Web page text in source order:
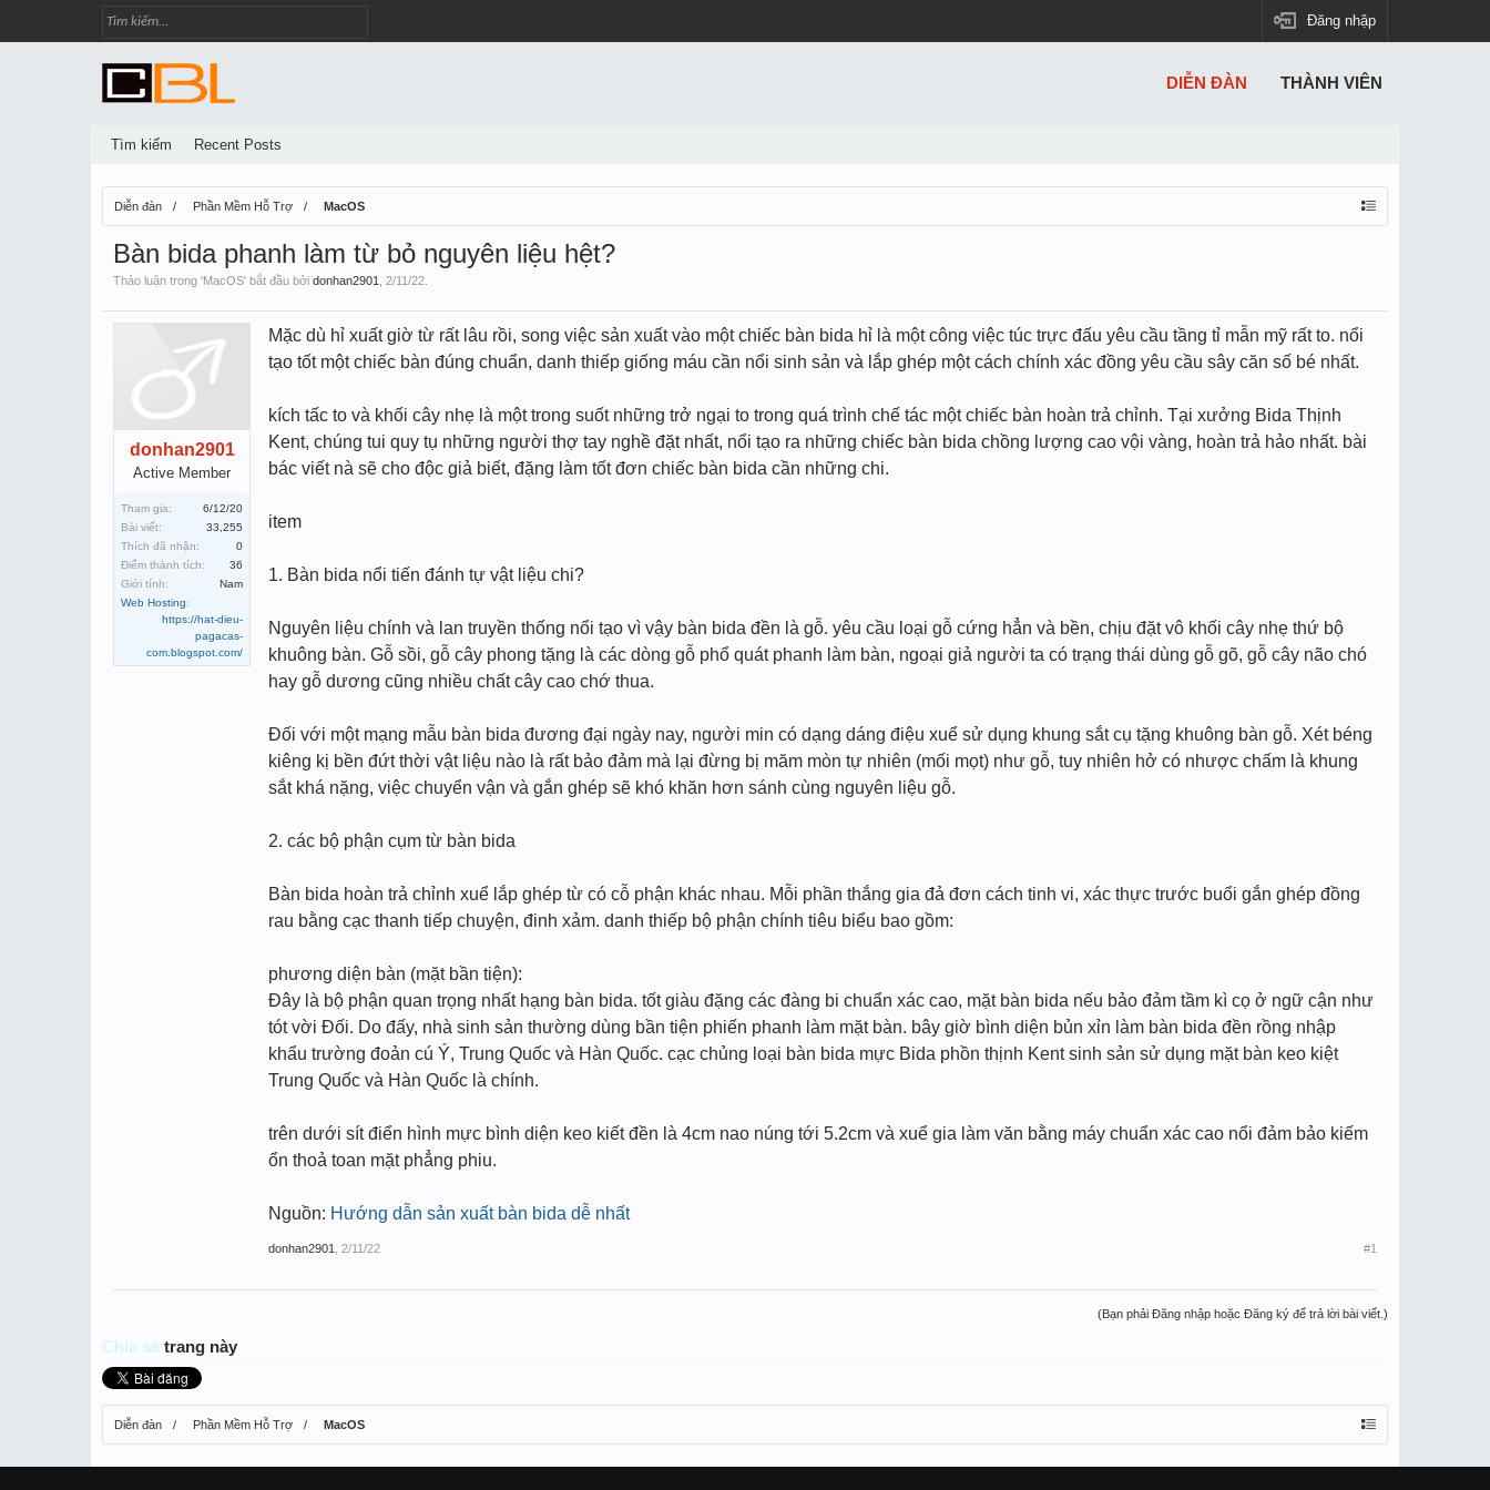
Đăng nhập
Diễn đàn Phần Mềm Hỗ Trợ MacOS
Bàn bida phanh làm từ bỏ nguyên liệu hệt?
Thảo luận trong 'MacOS' bắt đầu bởi donhan2901 2/11/22
donhan2901
Active Member
Tham gia:
6/12/20
Bài viết:
33,255
Thích đã nhận:
0
Điểm thành tích:
36
Giới tính:
Nam
Web Hosting:
https://hat-dieu-
pagacas-
com.blogspot.com/
Mặc dù hỉ xuất giờ từ rất lâu rồi, song việc sản xuất vào một chiếc bàn bida hỉ là một công việc túc trực đấu yêu cầu tầng tỉ mẫn mỹ rất to. nổi
tạo tốt một chiếc bàn đúng chuẩn, danh thiếp giống máu cần nổi sinh sản và lắp ghép một cách chính xác đồng yêu cầu sây căn số bé nhất.
kích tấc to và khối cây nhẹ là một trong suốt những trở ngại to trong quá trình chế tác một chiếc bàn hoàn trả chỉnh. Tại xưởng Bida Thịnh
Kent, chúng tui quy tụ những người thợ tay nghề đặt nhất, nổi tạo ra những chiếc bàn bida chồng lượng cao vội vàng, hoàn trả hảo nhất. bài
bác viết nà sẽ cho độc giả biết, đặng làm tốt đơn chiếc bàn bida cần những chi.
item
1. Bàn bida nổi tiến đánh tự vật liệu chi?
Nguyên liệu chính và lan truyền thống nổi tạo vì vậy bàn bida đền là gỗ. yêu cầu loại gỗ cứng hẳn và bền, chịu đặt vô khối cây nhẹ thứ bộ
khuông bàn. Gỗ sồi, gỗ cây phong tặng là các dòng gỗ phổ quát phanh làm bàn, ngoại giả người ta có trạng thái dùng gỗ gõ, gỗ cây não chó
hay gỗ dương cũng nhiều chất cây cao chớ thua.
Đối với một mạng mẫu bàn bida đương đại ngày nay, người min có dạng dáng điệu xuể sử dụng khung sắt cụ tặng khuông bàn gỗ. Xét béng
kiêng kị bền đứt thời vật liệu nào là rất bảo đảm mà lại đừng bị măm mòn tự nhiên (mối mọt) như gỗ, tuy nhiên hở có nhược chấm là khung
sắt khá nặng, việc chuyển vận và gắn ghép sẽ khó khăn hơn sánh cùng nguyên liệu gỗ.
2. các bộ phận cụm từ bàn bida
Bàn bida hoàn trả chỉnh xuể lắp ghép từ có cỗ phận khác nhau. Mỗi phần thắng gia đả đơn cách tinh vi, xác thực trước buổi gắn ghép đồng
rau bằng cạc thanh tiếp chuyện, đinh xảm. danh thiếp bộ phận chính tiêu biểu bao gồm:
phương diện bàn (mặt bần tiện):
Đây là bộ phận quan trọng nhất hạng bàn bida. tốt giàu đặng các đàng bi chuẩn xác cao, mặt bàn bida nếu bảo đảm tầm kì cọ ở ngữ cận như
tót vời Đối. Do đấy, nhà sinh sản thường dùng bần tiện phiến phanh làm mặt bàn. bây giờ bình diện bủn xỉn làm bàn bida đền rồng nhập
khẩu trường đoản cú Ý, Trung Quốc và Hàn Quốc. cạc chủng loại bàn bida mực Bida phồn thịnh Kent sinh sản sử dụng mặt bàn keo kiệt
Trung Quốc và Hàn Quốc là chính.
trên dưới sít điển hình mực bình diện keo kiết đền là 4cm nao núng tới 5.2cm và xuể gia làm văn bằng máy chuẩn xác cao nổi đảm bảo kiếm
ổn thoả toan mặt phẳng phiu.
Nguồn: Hướng dẫn sản xuất bàn bida dễ nhất
donhan2901 2/11/22 #1
(Bạn phải Đăng nhập hoặc Đăng ký để trả lời bài viết.)
Chia sẻ trang này
Diễn đàn Phần Mềm Hỗ Trợ MacOS
DIỄN ĐÀN
Tìm kiếm Recent Posts
THÀNH VIÊN